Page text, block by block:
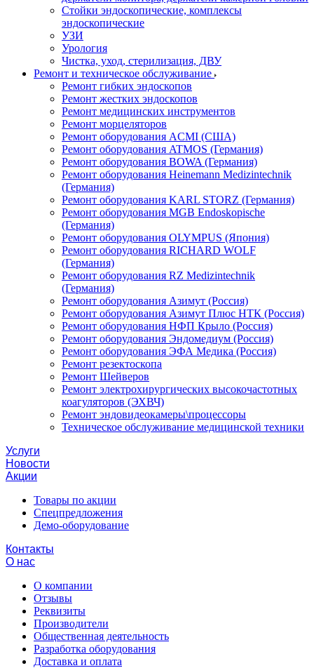
Стойки эндоскопические, комплексы
эндоскопические
УЗИ
Урология
Чистка, уход, стерилизация, ДВУ
Ремонт и техническое обслуживание
Ремонт гибких эндоскопов
Ремонт жестких эндоскопов
Ремонт медицинских инструментов
Ремонт морцеляторов
Ремонт оборудования ACMI (США)
Ремонт оборудования ATMOS (Германия)
Ремонт оборудования BOWA (Германия)
Ремонт оборудования Heinemann Medizintechnik
(Германия)
Ремонт оборудования KARL STORZ (Германия)
Ремонт оборудования MGB Endoskopische
(Германия)
Ремонт оборудования OLYMPUS (Япония)
Ремонт оборудования RICHARD WOLF
(Германия)
Ремонт оборудования RZ Medizintechnik
(Германия)
Ремонт оборудования Азимут (Россия)
Ремонт оборудования Азимут Плюс НТК (Россия)
Ремонт оборудования НФП Крыло (Россия)
Ремонт оборудования Эндомедиум (Россия)
Ремонт оборудования ЭФА Медика (Россия)
Ремонт резектоскопа
Ремонт Шейверов
Ремонт электрохирургических высокочастотных
коагуляторов (ЭХВЧ)
Ремонт эндовидеокамеры\процессоры
Техническое обслуживание медицинской техники
Услуги
Новости
Акции
Товары по акции
Спецпредложения
Демо-оборудование
Контакты
О нас
О компании
Отзывы
Реквизиты
Производители
Общественная деятельность
Разработка оборудования
Доставка и оплата